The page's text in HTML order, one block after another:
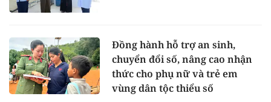
Đồng hành hỗ trợ an sinh,
chuyển đổi số, nâng cao nhận
thức cho phụ nữ và trẻ em
vùng dân tộc thiểu số